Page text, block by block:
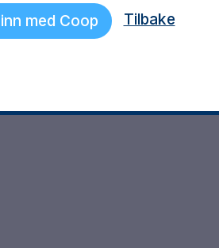
med Coop Tilbake